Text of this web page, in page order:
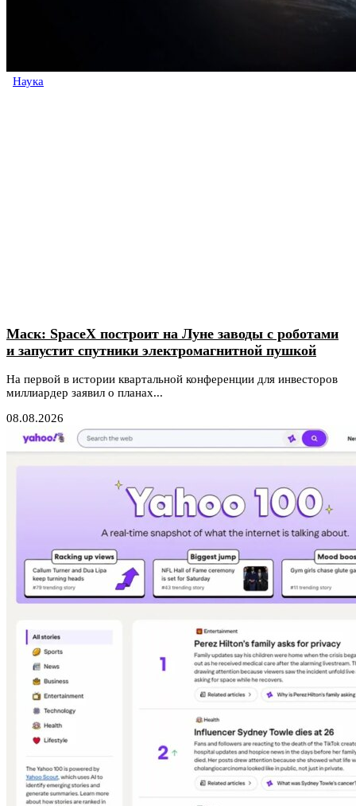
Наука
Маск: SpaceX построит на Луне заводы с роботами
и запустит спутники электромагнитной пушкой
На первой в истории квартальной конференции для инвесторов
миллиардер заявил о планах...
08.08.2026